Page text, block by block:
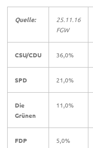
Quelle:
25.11.16
FGW
CSU/CDU 36,0%
SPD 21,0%
Die
Grünen
11,0%
FDP 5,0%